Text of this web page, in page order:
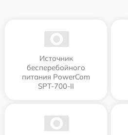
Источник
бесперебойного
питания PowerCom
SPT-700-II